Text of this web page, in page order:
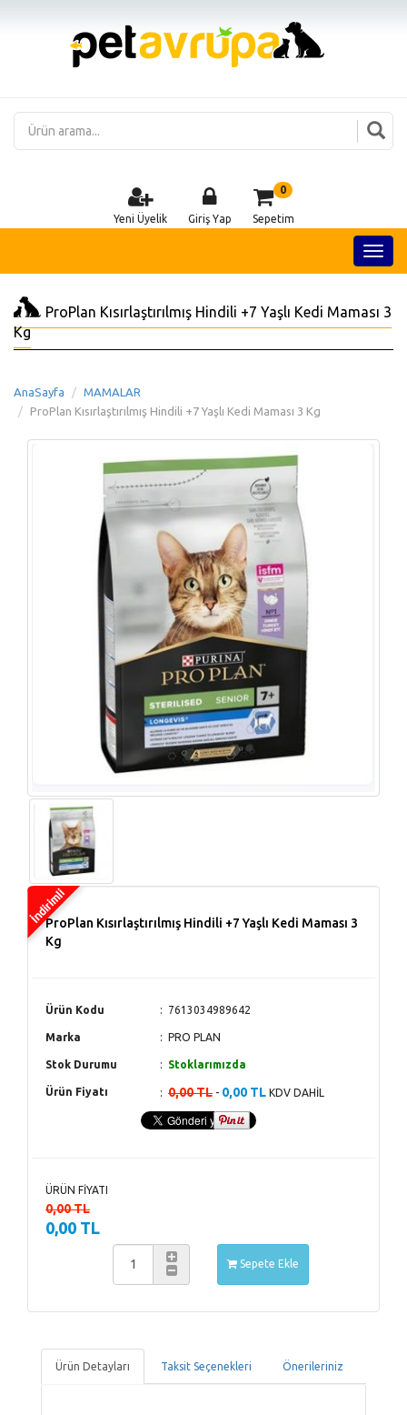
Yeni Üyelik Giriş Yap
0
Sepetim
ProPlan Kısırlaştırılmış Hindili +7 Yaşlı Kedi Maması 3
Kg
AnaSayfa
MAMALAR
ProPlan Kısırlaştırılmış Hindili +7 Yaşlı Kedi Maması 3 Kg
ProPlan Kısırlaştırılmış Hindili +7 Yaşlı Kedi Maması 3
Kg
Ürün Kodu 7613034989642
Marka PRO PLAN
Stok Durumu Stoklarımızda
Ürün Fiyatı 0,00 TL - 0,00 TL KDV DAHİL
ÜRÜN FİYATI
0,00 TL
0,00 TL
Sepete Ekle
Ürün Detayları Taksit Seçenekleri Önerileriniz